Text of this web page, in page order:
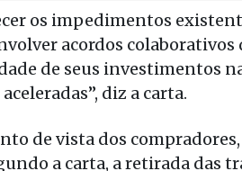
os impedimentos
acordos colaborativos
de seus investimentos
diz a carta.
de vista dos
a carta, a retirada das